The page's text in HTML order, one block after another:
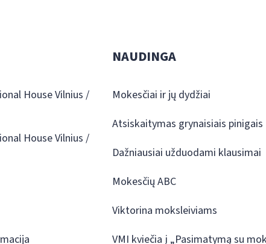
House Vilnius /
House Vilnius /
NAUDINGA
Mokesčiai ir jų dydžiai
Atsiskaitymas grynaisiais pinigais
Dažniausiai užduodami klausimai
Mokesčių ABC
Viktorina moksleiviams
VMI kviečia į „Pasimatymą su